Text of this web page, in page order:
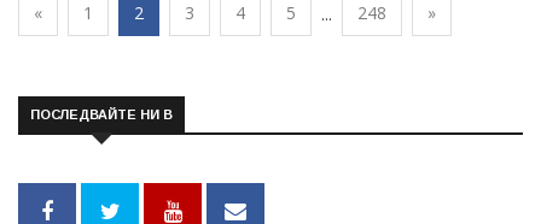
« 1 2 3 4 5 ... 248 »
ПОСЛЕДВАЙТЕ НИ В